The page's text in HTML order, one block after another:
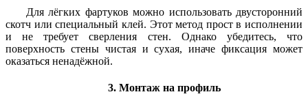
Для лёгких фартуков можно использовать двусторонний
скотч или специальный клей. Этот метод прост в исполнении
и не требует сверления стен. Однако убедитесь, что
поверхность стены чистая и сухая, иначе фиксация может
оказаться ненадёжной.
3. Монтаж на профиль